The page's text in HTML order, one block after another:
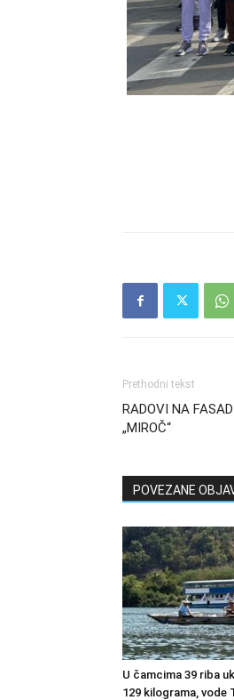
Prethodni tekst
RADOVI NA
„MIROČ“
POVEZANE
U čamcima 39 riba
129 kilograma, vode